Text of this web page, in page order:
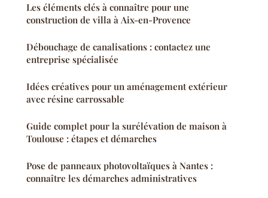
Les éléments clés à connaître pour une
construction de villa à Aix-en-Provence
Débouchage de canalisations : contactez une
entreprise spécialisée
Idées créatives pour un aménagement extérieur
avec résine carrossable
Guide complet pour la surélévation de maison à
Toulouse : étapes et démarches
Pose de panneaux photovoltaïques à Nantes :
connaître les démarches administratives